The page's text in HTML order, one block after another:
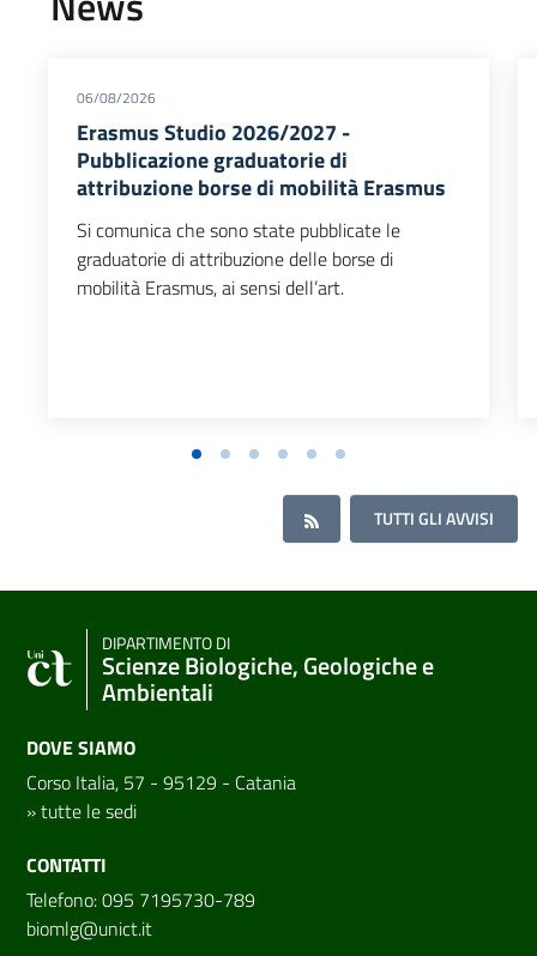
06/08/2026
Erasmus Studio 2026/2027 -
Pubblicazione graduatorie di
attribuzione borse di mobilità Erasmus
Si comunica che sono state pubblicate le
graduatorie di attribuzione delle borse di
mobilità Erasmus, ai sensi dell’art.
TUTTI GLI AVVISI
DIPARTIMENTO DI
Scienze Biologiche, Geologiche e
Ambientali
DOVE SIAMO
Corso Italia, 57 - 95129 - Catania
»tutte le sedi
CONTATTI
Telefono: 095 7195730-789
biomlg@unict.it